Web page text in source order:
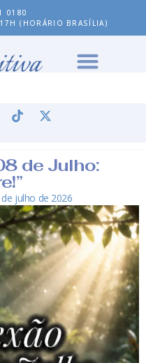
0180
(HORÁRIO BRASÍLIA)
de Julho:
de julho de 2026